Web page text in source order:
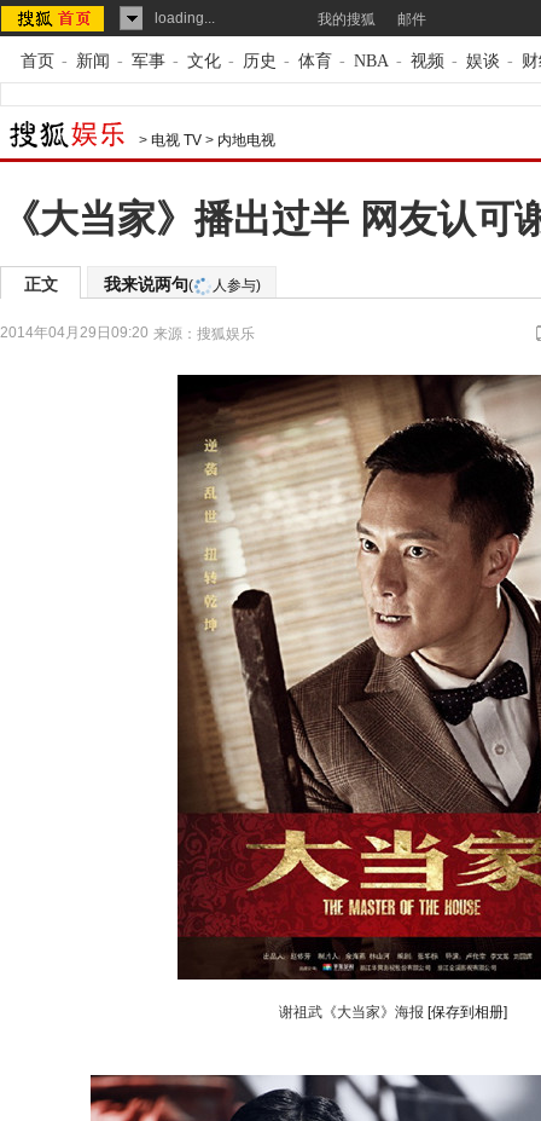
loading... 我的搜狐 邮件
首页 - 新闻 - 军事 - 文化 - 历史 - 体育 - NBA - 视频 - 娱谈 -
> 电视 TV > 内地电视
《大当家》播出过半 网友认可
正文 我来说两句( 人参与)
2014年04月29日09:20 来源： 搜狐娱乐
谢祖武《大当家》海报 [保存到相册]